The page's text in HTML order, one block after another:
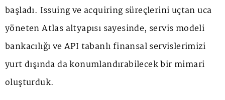
başladı. Issuing ve acquiring süreçlerini uçtan uca
yöneten Atlas altyapısı sayesinde, servis modeli
bankacılığı ve API tabanlı finansal servislerimizi
yurt dışında da konumlandırabilecek bir mimari
oluşturduk.